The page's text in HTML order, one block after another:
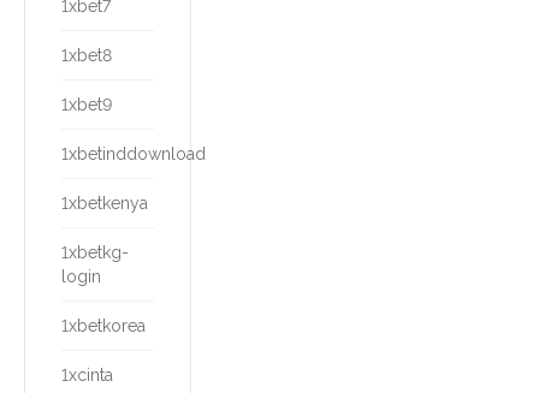
1xbet7
1xbet8
1xbet9
1xbetinddownload
1xbetkenya
1xbetkg-
login
1xbetkorea
1xcinta